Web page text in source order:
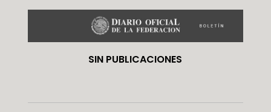
SIN PUBLICACIONES